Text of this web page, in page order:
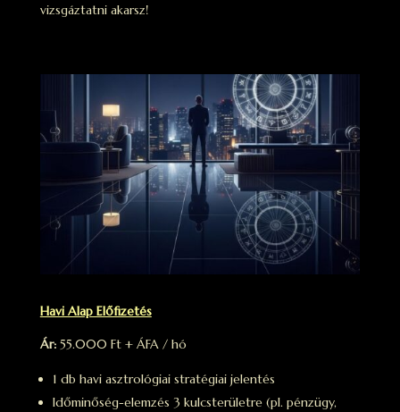
vizsgáztatni akarsz!
Havi Alap Előfizetés
Ár:55.000 Ft + ÁFA / hó
1 db havi asztrológiai stratégiai jelentés
Időminőség-elemzés 3 kulcsterületre (pl. pénzügy,